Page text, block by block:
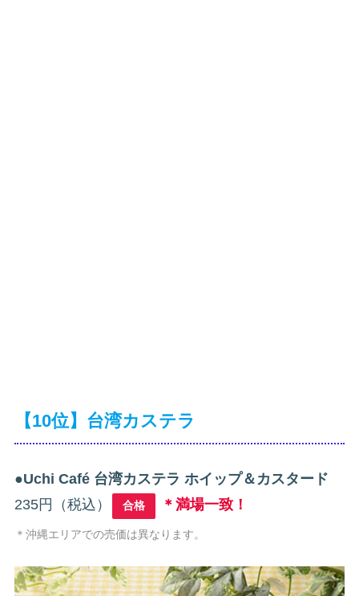
【10位】台湾カステラ
●Uchi Café 台湾カステラ ホイップ＆カスタード
235円（税込）
合格 ＊満場一致！
＊沖縄エリアでの売価は異なります。